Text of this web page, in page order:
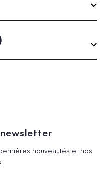
nouveautés et nos